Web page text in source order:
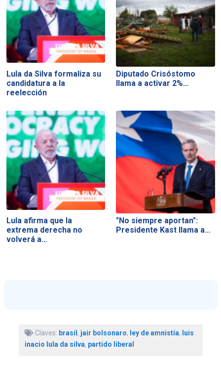
Lula da Silva formaliza su
candidatura a la
reelección
Diputado Crisóstomo
llama a activar 2%…
Lula afirma que la
extrema derecha no
volverá a…
"No siempre aportan":
Presidente Kast llama a…
Claves: brasil, jair bolsonaro, ley de amnistía, luis
inacio lula da silva, partido liberal